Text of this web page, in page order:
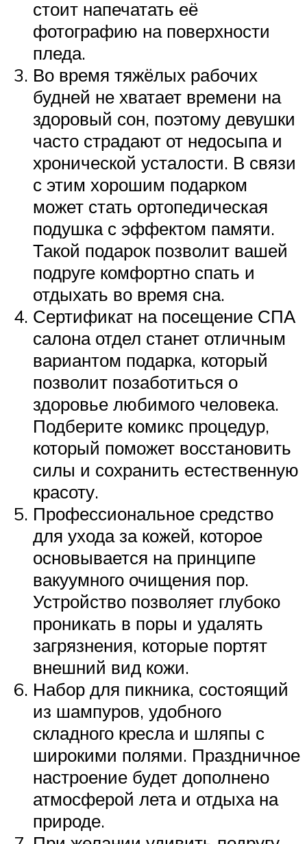
стоит напечатать её
фотографию на поверхности
пледа.
Во время тяжёлых рабочих
будней не хватает времени на
здоровый сон, поэтому девушки
часто страдают от недосыпа и
хронической усталости. В связи
с этим хорошим подарком
может стать ортопедическая
подушка с эффектом памяти.
Такой подарок позволит вашей
подруге комфортно спать и
отдыхать во время сна.
Сертификат на посещение СПА
салона отдел станет отличным
вариантом подарка, который
позволит позаботиться о
здоровье любимого человека.
Подберите комикс процедур,
который поможет восстановить
силы и сохранить естественную
красоту.
Профессиональное средство
для ухода за кожей, которое
основывается на принципе
вакуумного очищения пор.
Устройство позволяет глубоко
проникать в поры и удалять
загрязнения, которые портят
внешний вид кожи.
Набор для пикника, состоящий
из шампуров, удобного
складного кресла и шляпы с
широкими полями. Праздничное
настроение будет дополнено
атмосферой лета и отдыха на
природе.